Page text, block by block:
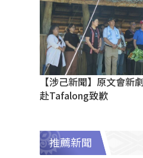
【涉己新聞】原文會新
赴Tafalong致歉
推薦新聞